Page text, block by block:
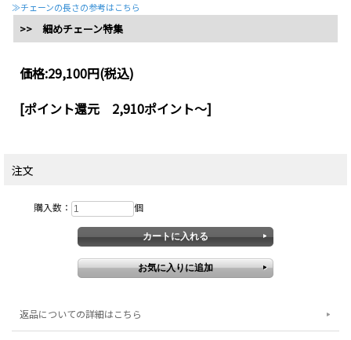
≫チェーンの長さの参考はこちら
>> 細めチェーン特集
価格:29,100円(税込)
[ポイント還元 2,910ポイント～]
注文
購入数： 個
返品についての詳細はこちら